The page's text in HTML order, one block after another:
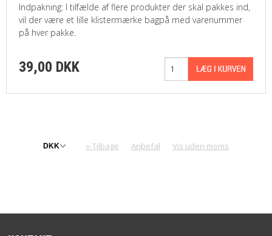
Indpakning: I tilfælde af flere produkter der skal pakkes ind,
vil der være et lille klistermærke bagpå med varenummer
på hver pakke.
39,00 DKK
«-Tilbage Anbefal Vis uden moms